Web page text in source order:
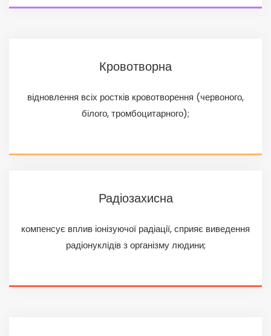
Кровотворна
відновлення всіх ростків кровотворення (червоного,
білого, тромбоцитарного);
Радіозахисна
компенсує вплив іонізуючої радіації, сприяє виведення
радіонуклідів з організму людини;